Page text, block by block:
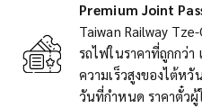
Premium Joint
Taiwan Railway
รถไฟในราคาที่ถูกกว่า
ความเร็วสูงของไต้หวั
วันที่กำหนด ราคาตั๋วผู้